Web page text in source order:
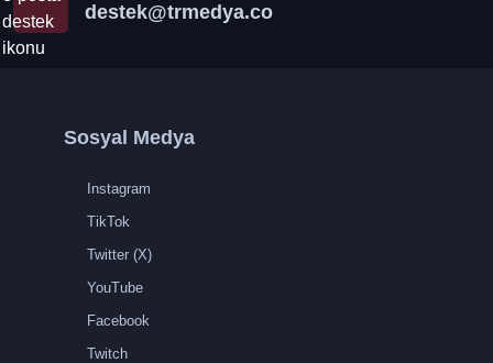
destek@trmedya.co
Sosyal Medya
Instagram
TikTok
Twitter (X)
YouTube
Facebook
Twitch